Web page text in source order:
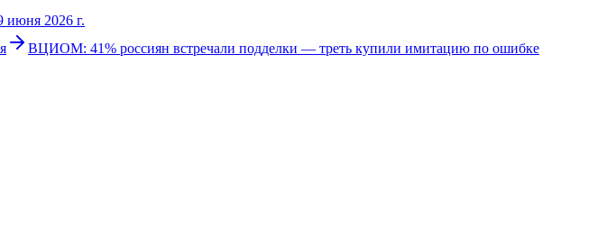
июня 2026 г.
ВЦИОМ: 41% россиян встречали подделки — треть купили имитацию по ошибке